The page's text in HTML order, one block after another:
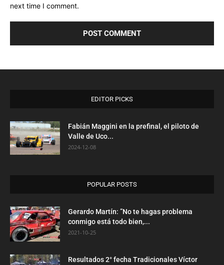
next time I comment.
EDITOR PICKS
Fabián Maggini en la prefinal, el piloto de
Valle de Uco...
2024-12-08
POPULAR POSTS
Gerardo Martín: ”No te hagas problema
conmigo está todo bien,...
2021-10-25
Resultados 2° fecha Tradicionales Víctor